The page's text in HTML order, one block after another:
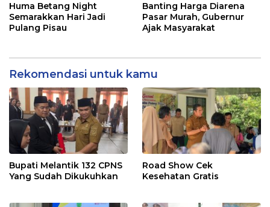
Huma Betang Night
Semarakkan Hari Jadi
Pulang Pisau
Banting Harga Diarena
Pasar Murah, Gubernur
Ajak Masyarakat
Rekomendasi untuk kamu
Bupati Melantik 132 CPNS
Yang Sudah Dikukuhkan
Road Show Cek
Kesehatan Gratis